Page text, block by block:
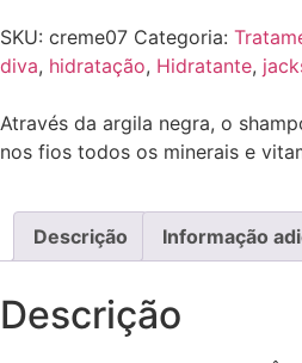
SKU: creme07 Categoria:
diva, hidratação, Hidratante,
Através da argila negra, o
nos fios todos os minerais e
Descrição Informação
Descrição